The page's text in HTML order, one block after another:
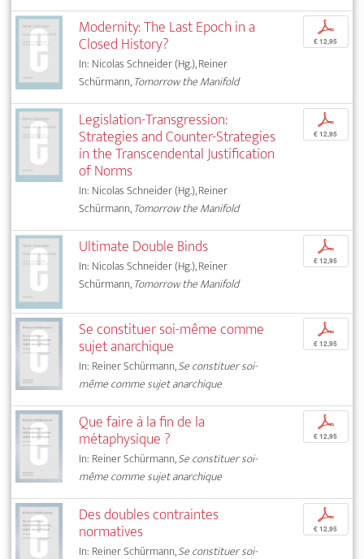
Modernity: The Last Epoch in a
Closed History?
In: Nicolas Schneider (Hg.), Reiner
Schürmann,Tomorrow the Manifold
p
€ 12,95
Legislation-Transgression:
Strategies and Counter-Strategies
in the Transcendental Justification
of Norms
In: Nicolas Schneider (Hg.), Reiner
Schürmann,Tomorrow the Manifold
p
€ 12,95
Ultimate Double Binds
In: Nicolas Schneider (Hg.), Reiner
Schürmann,Tomorrow the Manifold
p
€ 12,95
Se constituer soi-même comme
sujet anarchique
In: Reiner Schürmann,Se constituer soi-
même comme sujet anarchique
p
€ 12,95
Que faire à la fin de la
métaphysique ?
In: Reiner Schürmann,Se constituer soi-
même comme sujet anarchique
p
€ 12,95
Des doubles contraintes
normatives
In: Reiner Schürmann,Se constituer soi-
p
€ 12,95